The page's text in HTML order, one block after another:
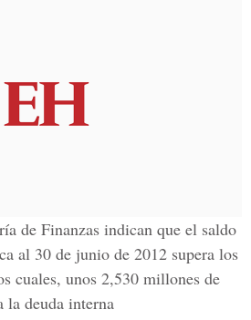
de Finanzas indican que el saldo
al 30 de junio de 2012 supera los
cuales, unos 2,530 millones de
la deuda interna